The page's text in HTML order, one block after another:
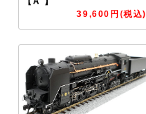
39,600円(税込)